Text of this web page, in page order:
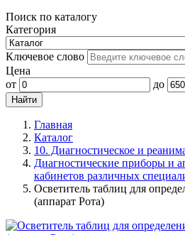
Поиск по каталогу
Категория
Ключевое слово
Цена
от
до
Главная
Каталог
10. Диагностическое и
Диагностические приборы и
кабинетов различных
Осветитель таблиц для
(аппарат Рота)